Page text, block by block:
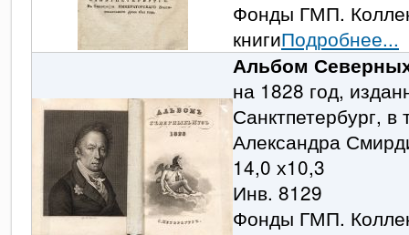
Фонды ГМП.
книгиПодробнее...
Альбом
на 1828 год,
Санктпетербург, в
Александра
14,0 х10,3
Инв. 8129
Фонды ГМП.